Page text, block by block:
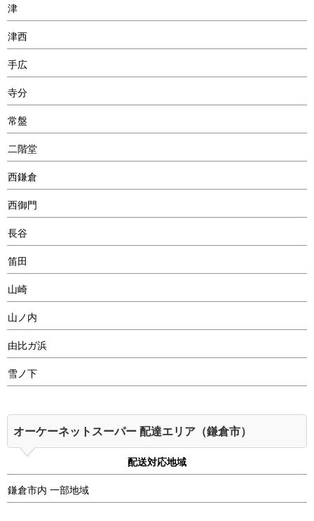
津
津西
手広
寺分
常盤
二階堂
西鎌倉
西御門
長谷
笛田
山崎
山ノ内
由比ガ浜
雪ノ下
オーケーネットスーパー 配達エリア（鎌倉市）
配送対応地域
鎌倉市内 一部地域